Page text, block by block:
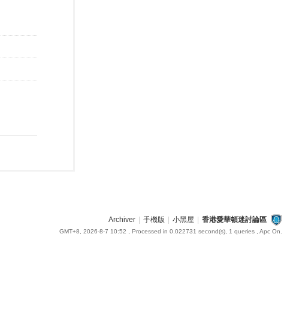
Archiver 手機版 小黑屋 香港愛華頓迷討論區
GMT+8, 2026-8-7 10:52 , Processed in 0.022731 second(s), 1 queries , Apc On.